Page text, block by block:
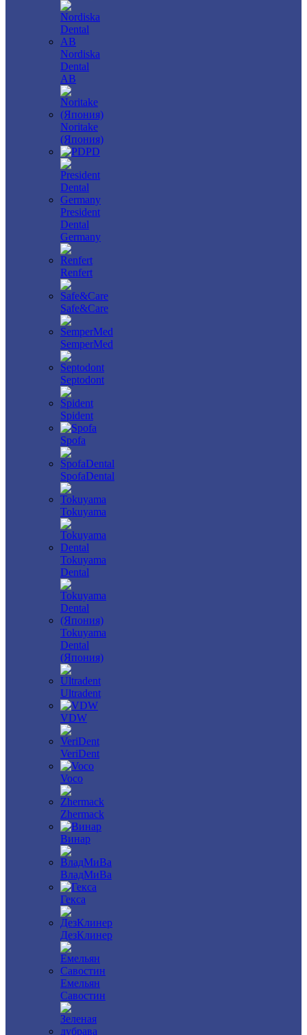
Nordiska
Dental
AB
Noritake
(Япония)
PD
President
Dental
Germany
Renfert
Safe&Care
SemperMed
Septodont
Spident
Spofa
SpofaDental
Tokuyama
Tokuyama
Dental
Tokuyama
Dental
(Япония)
Ultradent
VDW
VeriDent
Voco
Zhermack
Винар
ВладМиВа
Гекса
ДезКлинер
Емельян
Савостин